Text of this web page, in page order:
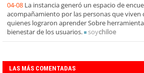
04-08 La instancia generó un espacio de
acompañamiento por las personas que viven
quienes lograron aprender Sobre
bienestar de los usuarios.
soychiloe
LAS MÁS COMENTADAS